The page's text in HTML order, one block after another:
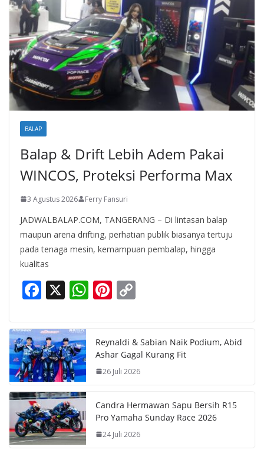
BALAP
Balap & Drift Lebih Adem Pakai
WINCOS, Proteksi Performa Max
3 Agustus 2026 Ferry Fansuri
JADWALBALAP.COM, TANGERANG – Di lintasan balap
maupun arena drifting, perhatian publik biasanya tertuju
pada tenaga mesin, kemampuan pembalap, hingga
kualitas
F
e
b
o
o
k
X W
s
A
p
Pi
e
st
y
Li
k
Reynaldi & Sabian Naik Podium, Abid
Ashar Gagal Kurang Fit
26 Juli 2026
Candra Hermawan Sapu Bersih R15
Pro Yamaha Sunday Race 2026
24 Juli 2026